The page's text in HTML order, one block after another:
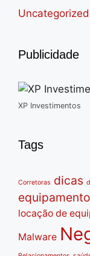
Uncategorized
Publicidade
XP Investimentos
Tags
Corretoras dicas
locação de
Malware